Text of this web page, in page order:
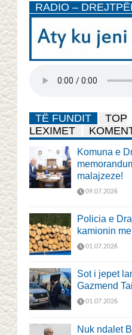
RADIO –
TË FUNDIT
TOP
LEXIMET
Komuna e
malajzeze!
09.07.2026
Policia e
kamionin
01.07.2026
Sot i jepet
Gazmend
01.07.2026
Nuk ndalet